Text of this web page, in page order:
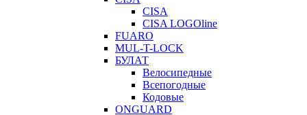
CISA
CISA LOGOline
FUARO
MUL-T-LOCK
БУЛАТ
Велосипедные
Всепогодные
Кодовые
ONGUARD